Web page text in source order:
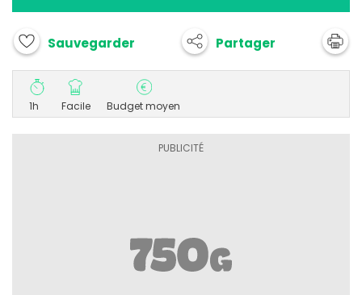
Sauvegarder Partager
1h Facile Budget moyen